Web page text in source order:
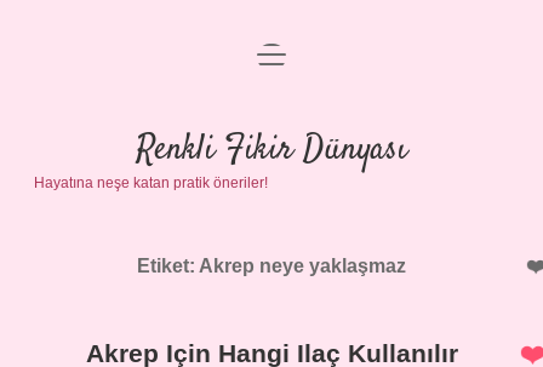
Anasayfa
Gizlilik Politikası
Yasal Uyarı
menüyü
Renkli Fikir Dünyası
Hayatına neşe katan pratik öneriler!
Etiket: Akrep neye yaklaşmaz
Akrep Için Hangi Ilaç Kullanılır